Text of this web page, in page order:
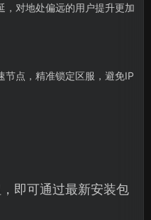
，对地处偏远的用户提升更加
节点，精准锁定区服，避免IP
即可通过最新安装包